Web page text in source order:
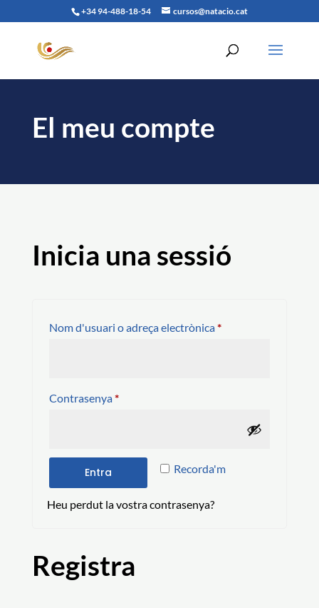
+34 94-488-18-54 cursos@natacio.cat
El meu compte
Inicia una sessió
Nom d'usuari o adreça electrònica*Obligatori
Contrasenya*Obligatori
Recorda'm
Entra
Heu perdut la vostra contrasenya?
Registra